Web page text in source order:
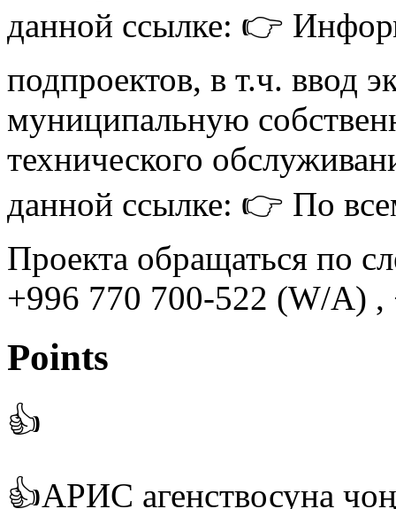
данной ссылке: 👉
подпроектов, в т.ч. ввод
муниципальную
технического
данной ссылке: 👉 По
Проекта обращаться
+996 770 700-522 (W/A)
Points
👍
👍АРИС агенствосуна